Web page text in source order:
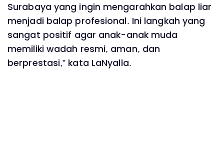
Surabaya yang ingin mengarahkan balap liar
menjadi balap profesional. Ini langkah yang
sangat positif agar anak-anak muda
memiliki wadah resmi, aman, dan
berprestasi,” kata LaNyalla.